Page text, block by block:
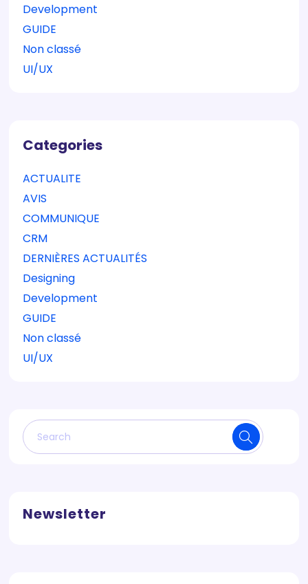
Development
GUIDE
Non classé
UI/UX
Categories
ACTUALITE
AVIS
COMMUNIQUE
CRM
DERNIÈRES ACTUALITÉS
Designing
Development
GUIDE
Non classé
UI/UX
Newsletter